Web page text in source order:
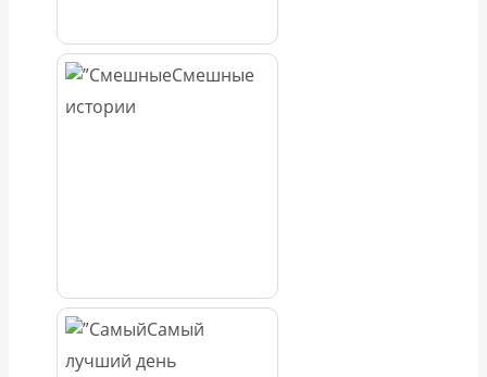
Смешные
истории
Самый
лучший день